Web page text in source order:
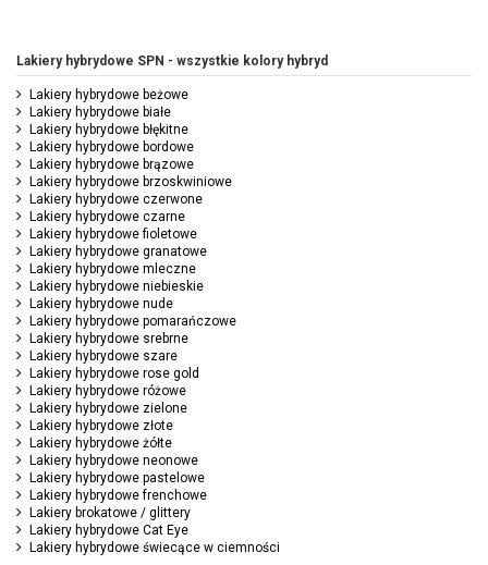
Lakiery hybrydowe SPN - wszystkie kolory hybryd
Lakiery hybrydowe beżowe
Lakiery hybrydowe białe
Lakiery hybrydowe błękitne
Lakiery hybrydowe bordowe
Lakiery hybrydowe brązowe
Lakiery hybrydowe brzoskwiniowe
Lakiery hybrydowe czerwone
Lakiery hybrydowe czarne
Lakiery hybrydowe fioletowe
Lakiery hybrydowe granatowe
Lakiery hybrydowe mleczne
Lakiery hybrydowe niebieskie
Lakiery hybrydowe nude
Lakiery hybrydowe pomarańczowe
Lakiery hybrydowe srebrne
Lakiery hybrydowe szare
Lakiery hybrydowe rose gold
Lakiery hybrydowe różowe
Lakiery hybrydowe zielone
Lakiery hybrydowe złote
Lakiery hybrydowe żółte
Lakiery hybrydowe neonowe
Lakiery hybrydowe pastelowe
Lakiery hybrydowe frenchowe
Lakiery brokatowe / glittery
Lakiery hybrydowe Cat Eye
Lakiery hybrydowe świecące w ciemności